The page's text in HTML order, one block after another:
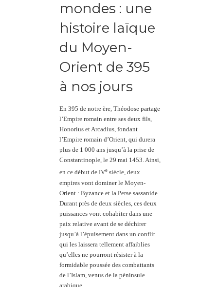
mondes : une
histoire laïque
du Moyen-
Orient de 395
à nos jours
En 395 de notre ère, Théodose partage
l’Empire romain entre ses deux fils,
Honorius et Arcadius, fondant
l’Empire romain d’Orient, qui durera
plus de 1 000 ans jusqu’à la prise de
Constantinople, le 29 mai 1453. Ainsi,
en ce début de IVe siècle, deux
empires vont dominer le Moyen-
Orient : Byzance et la Perse sassanide.
Durant près de deux siècles, ces deux
puissances vont cohabiter dans une
paix relative avant de se déchirer
jusqu’à l’épuisement dans un conflit
qui les laissera tellement affaiblies
qu’elles ne pourront résister à la
formidable poussée des combattants
de l’Islam, venus de la péninsule
arabique.